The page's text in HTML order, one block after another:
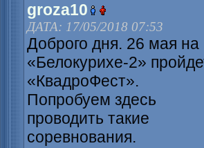
groza10
ДАТА: 17/05/2018 07:53
Доброго дня. 26 мая на
«Белокурихе-2»
«КвадроФест».
Попробуем здесь
проводить такие
соревнования.